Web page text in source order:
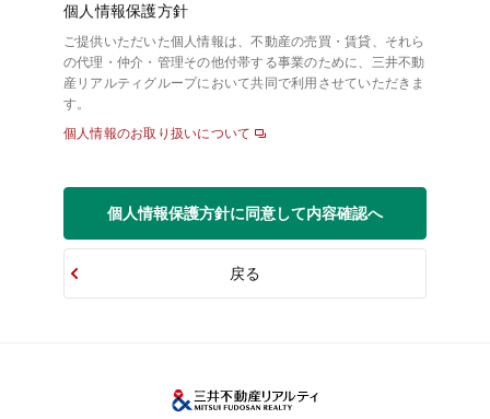
個人情報保護方針
ご提供いただいた個人情報は、不動産の売買・賃貸、それら
の代理・仲介・管理その他付帯する事業のために、三井不動
産リアルティグループにおいて共同で利用させていただきま
す。
個人情報のお取り扱いについて
個人情報保護方針に同意して内容確認へ
戻る